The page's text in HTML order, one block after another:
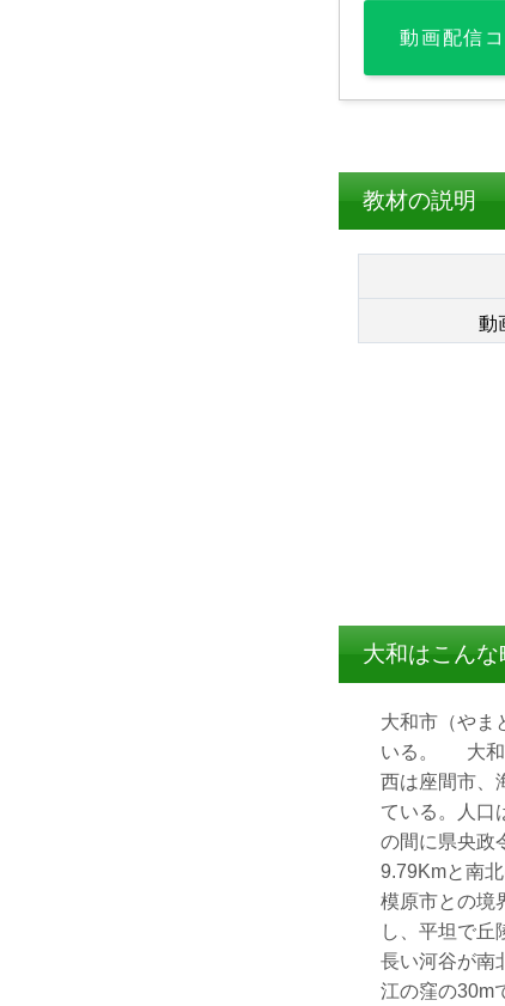
動画配信
教材の説明
動
大和はこんな
大和市（やま
いる。 大和
西は座間市、
ている。人口
の間に県央政
9.79Kmと南
模原市との境
し、平坦で丘
長い河谷が南
江の窪の30m